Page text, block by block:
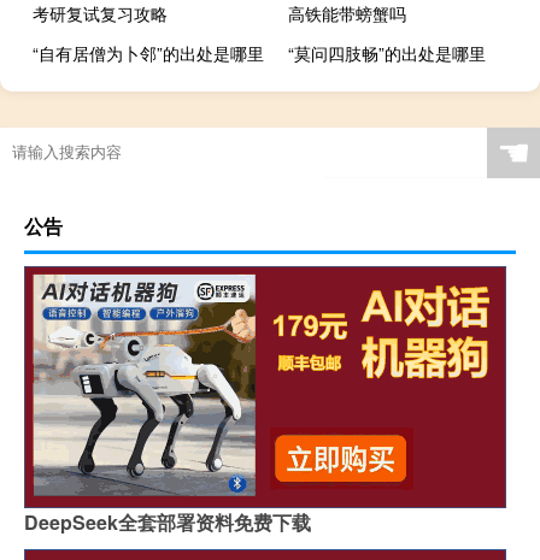
考研复试复习攻略
高铁能带螃蟹吗
“自有居僧为卜邻”的出处是哪里
“莫问四肢畅”的出处是哪里
☚
公告
DeepSeek全套部署资料免费下载